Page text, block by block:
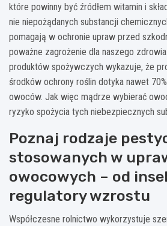
które powinny być źródłem witamin i
nie niepożądanych substancji
pomagają w ochronie upraw przed
poważne zagrożenie dla naszego
produktów spożywczych wykazuje, że
środków ochrony roślin dotyka nawet
owoców. Jak więc mądrze wybierać
ryzyko spożycia tych niebezpiecznych
Poznaj rodzaje
stosowanych w
owocowych – od
regulatory wzrostu
Współczesne rolnictwo wykorzystuje